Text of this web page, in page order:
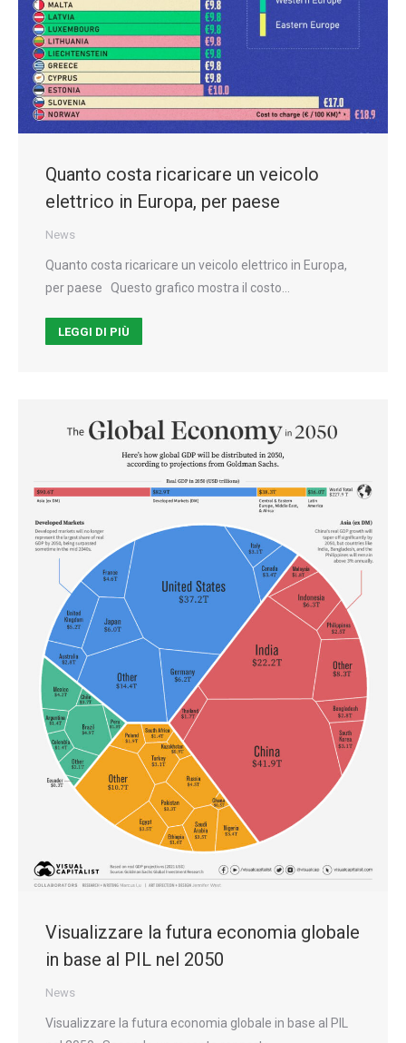
Quanto costa ricaricare un veicolo
elettrico in Europa, per paese
News
Quanto costa ricaricare un veicolo elettrico in Europa,
per paese Questo grafico mostra il costo…
LEGGI DI PIÙ
Visualizzare la futura economia globale
in base al PIL nel 2050
News
Visualizzare la futura economia globale in base al PIL